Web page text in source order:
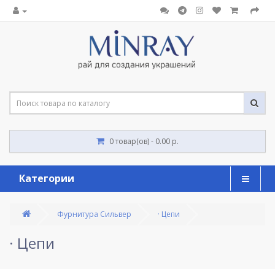
0 товар(ов) - 0.00 р.
Категории
Фурнитура Сильвер · Цепи
· Цепи